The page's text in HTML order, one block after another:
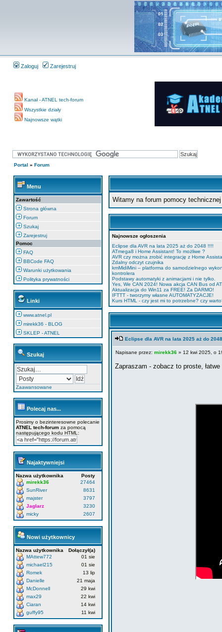
Zaloguj Zarejestruj
Kanał - ATNEL tech-forum
Wszystkie działy
Najnowsze wątki
Portal » Forum
Menu
Zawartość
Strona główna
Forum
Szukaj
Zarejestruj
Pomoc
FAQ
BBCode FAQ
Warunki użytkowania
Polityka prywatności
Linki
www.atnel.pl
mirekk36 - BLOG
SKLEP - ATNEL
Szukaj
Zaawansowane
Polecaj nas...
Prosimy o bezinteresowne polecanie
ATNEL tech-forum za pomocą
następującego kodu HTML:
Najaktywniejsi
Nazwa użytkownika
Posty
mirekk36
27464
SunRiver
8631
majster
3797
Jaglarz
3230
micky
2607
Nowi użytkownicy
Nazwa użytkownika
Dołączył(a)
MAttew772
01 sie
michael215
01 sie
Romek
13 lip
Danielle
21 maja
McDonnell
29 kwi
max29
22 kwi
Ciaran
14 kwi
guffy95
11 kwi
Witamy na forum pomocy
Najnowsze ogłoszenia
Eclipse dla AVR na lata 2025 aż do 2048 !!!!
ATmega8 i Home Assistant! To możliwe ?
AVR czy można zrobić integrację z Home
Zdalny odczyt czujnika
kmMidiMini – platforma do samodzielnego
kontrolera
Podstawy automatyki z animacjami i nie tylko.
Yes, We CAN 2024! Nowa akcja CAN Bus od
Aktualizacja do Win11 za FREE! Za DARMO!
IFTTT - tworzymy własne AUTOMATYZACJE!
Kurs HTML - czy jest mi to potrzebne? czy
Eclipse dla AVR na lata 2025 aż do
Napisane przez: mirekk36 » 12 kwi 2025, o
Zapraszam - zobacz to proste,